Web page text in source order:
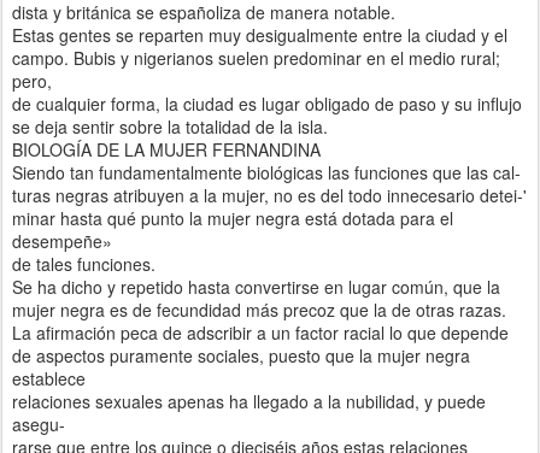
dista y británica se españoliza de manera notable.
Estas gentes se reparten muy desigualmente entre la ciudad y el
campo. Bubis y nigerianos suelen predominar en el medio rural;
pero,
de cualquier forma, la ciudad es lugar obligado de paso y su influjo
se deja sentir sobre la totalidad de la isla.
BIOLOGÍA DE LA MUJER FERNANDINA
Siendo tan fundamentalmente biológicas las funciones que las cal-
turas negras atribuyen a la mujer, no es del todo innecesario detei-'
minar hasta qué punto la mujer negra está dotada para el
desempeñe»
de tales funciones.
Se ha dicho y repetido hasta convertirse en lugar común, que la
mujer negra es de fecundidad más precoz que la de otras razas.
La afirmación peca de adscribir a un factor racial lo que depende
de aspectos puramente sociales, puesto que la mujer negra
establece
relaciones sexuales apenas ha llegado a la nubilidad, y puede
asegu-
rarse que entre los quince o dieciséis años estas relaciones